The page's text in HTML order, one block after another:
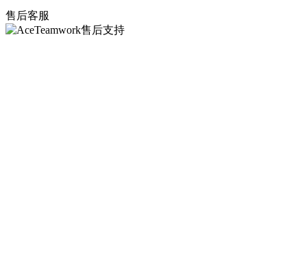
售后客服